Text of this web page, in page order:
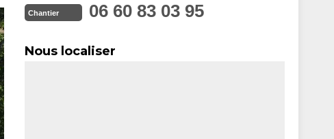
Chantier 06 60 83 03 95
Nous localiser